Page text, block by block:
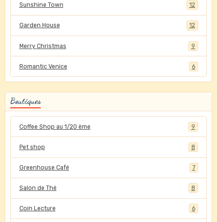
Sunshine Town 12
Garden House 12
Merry Christmas 9
Romantic Venice 6
Boutiques
Coffee Shop au 1/20 ème 9
Pet shop 8
Greenhouse Café 7
Salon de Thé 8
Coin Lecture 6